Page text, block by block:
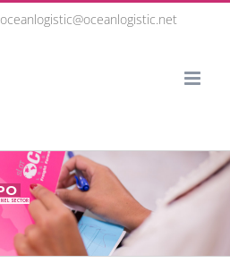
oceanlogistic@oceanlogistic.net